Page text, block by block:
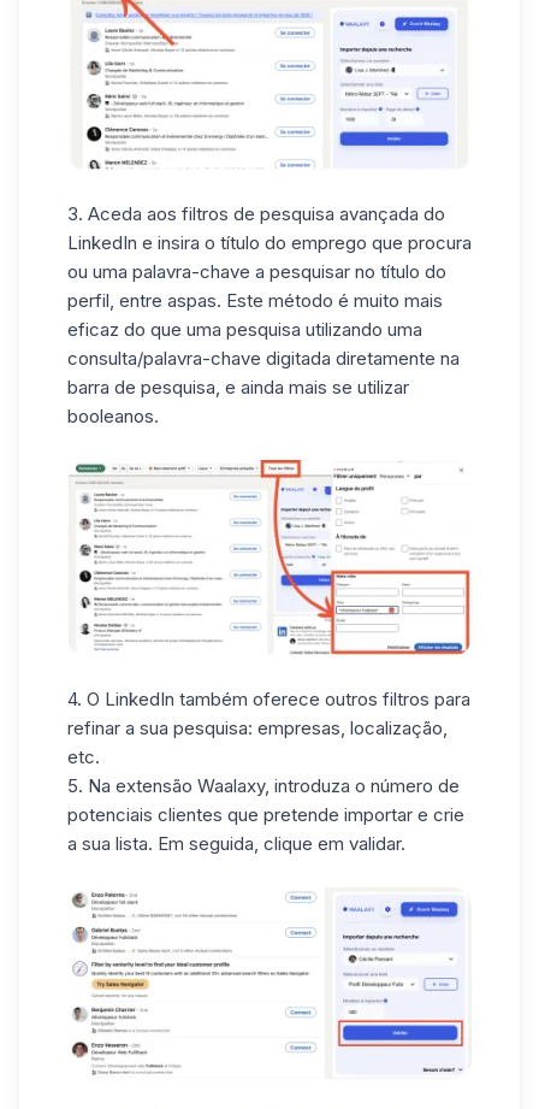
3. Aceda aos filtros de pesquisa avançada do
LinkedIn e insira o título do emprego que procura
ou uma palavra-chave a pesquisar no título do
perfil, entre aspas. Este método é muito mais
eficaz do que uma pesquisa utilizando uma
consulta/palavra-chave digitada diretamente na
barra de pesquisa, e ainda mais se utilizar
booleanos.
4. O LinkedIn também oferece outros filtros para
refinar a sua pesquisa: empresas, localização,
etc.
5. Na extensão Waalaxy, introduza o número de
potenciais clientes que pretende importar e crie
a sua lista. Em seguida, clique em validar.